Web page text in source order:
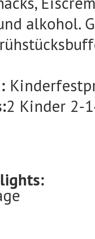
alkohol.
2 Kinder 2-